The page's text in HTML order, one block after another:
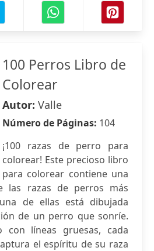
100 Perros Libro de
Colorear
Autor: Valle
Número de Páginas: 104
¡100 razas de perro para
colorear! Este precioso libro
para colorear contiene una
las razas de perros más
de ellas está dibujada
de un perro que sonríe.
con líneas gruesas, cada
el espíritu de su raza